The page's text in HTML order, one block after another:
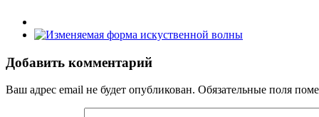
Добавить комментарий
Ваш адрес email не будет опубликован. Обязательные поля